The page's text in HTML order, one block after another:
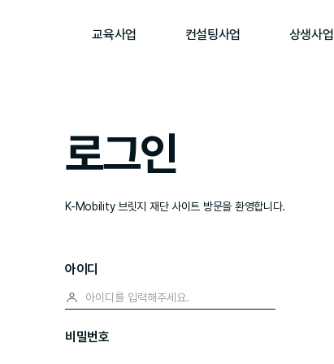
교육사업 컨설팅사업 상생사업
로그인
K-Mobility 브릿지 재단 사이트 방문을 환영합니다.
아이디
비밀번호